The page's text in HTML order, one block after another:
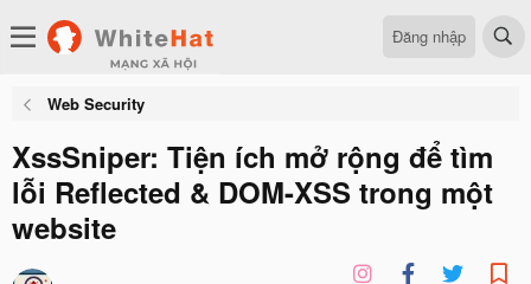
Đăng nhập
Web Security
XssSniper: Tiện ích mở rộng để tìm
lỗi Reflected & DOM-XSS trong một
website